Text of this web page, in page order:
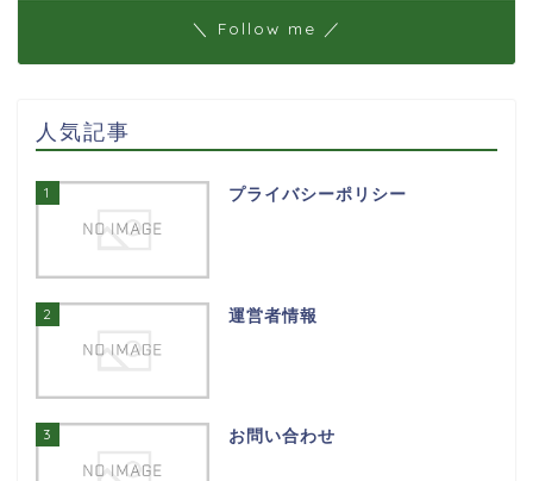
＼ Follow me ／
人気記事
1 プライバシーポリシー
2 運営者情報
3 お問い合わせ